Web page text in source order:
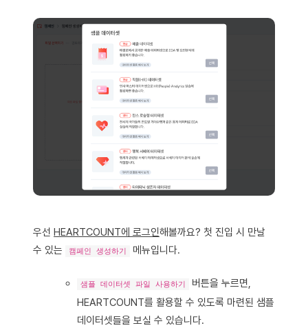
우선 HEARTCOUNT에 로그인해볼까요? 첫 진입 시 만날
수 있는
캠페인 생성하기 메뉴입니다.
샘플 데이터셋 파일 사용하기
버튼을 누르면,
HEARTCOUNT를 활용할 수 있도록 마련된 샘플
데이터셋들을 보실 수 있습니다.